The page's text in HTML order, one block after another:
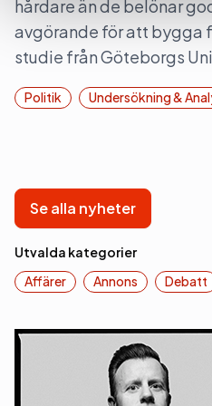
hårdare än de belönar
avgörande för att bygga
studie från Göteborgs
Politik Undersökning &
Se alla nyheter
Utvalda kategorier
Affärer
Annons Debatt